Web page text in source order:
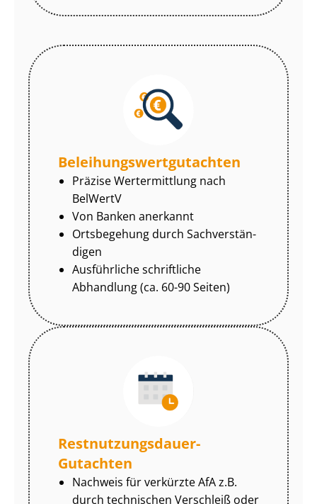
Be­lei­hungs­wert­gut­ach­ten
Präzise Wertermittlung nach
BelWertV
Von Banken anerkannt
Ortsbegehung durch Sach­ver­stän­
di­gen
Ausführliche schriftliche
Abhandlung (ca. 60-90 Seiten)
Rest­nut­zungs­dau­er-
Gutachten
Nachweis für verkürzte AfA z.B.
durch technischen Verschleiß oder